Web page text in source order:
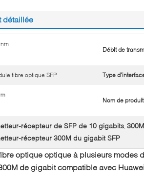
détaillée
Débit de
fibre optique SFP Type
Nom de
récepteur de SFP de 10 gigabits,
récepteur 300M du gigabit SFP
optique optique à plusieurs modes
de gigabit compatible avec